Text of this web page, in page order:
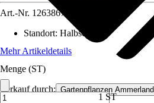
Verkauf durch: Gartenpflanzen Ammerland
Art.-Nr. 12638670
Standort: Halbschatten
Mehr Artikeldetails
Menge (ST)
1 ST